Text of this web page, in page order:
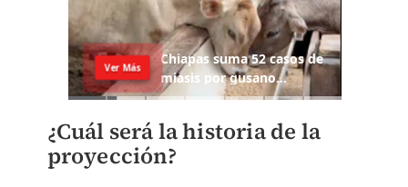
¿Cuál será la historia de la
proyección?